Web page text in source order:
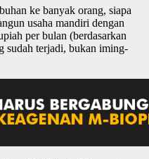
ke banyak orang, siapa
usaha mandiri dengan
per bulan (berdasarkan
sudah terjadi, bukan iming-